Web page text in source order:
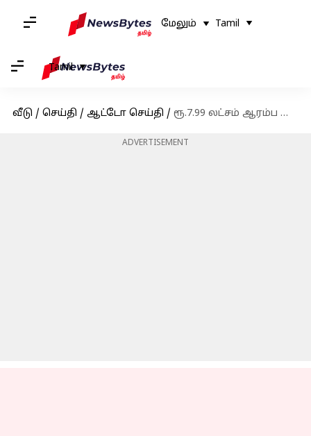
மேலும் Tamil
Tamil
வீடு / செய்தி / ஆட்டோ செய்தி / ரூ.7.99 லட்சம் ஆரம்ப விலையில் பசால்ட் கூபே-எஸ்யூவியை இந்தியாவில் களமிறக்கியது சிட்ரோயன்
ADVERTISEMENT